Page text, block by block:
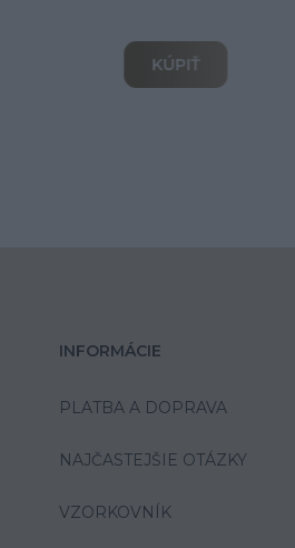
KÚPIŤ
INFORMÁCIE
PLATBA A DOPRAVA
NAJČASTEJŠIE OTÁZKY
VZORKOVNÍK